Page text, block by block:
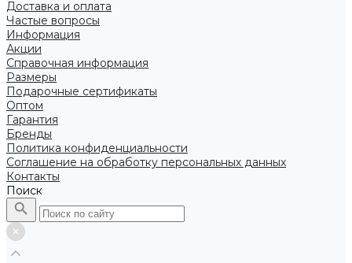
Доставка и оплата
Частые вопросы
Информация
Акции
Справочная информация
Размеры
Подарочные сертификаты
Оптом
Гарантия
Бренды
Политика конфиденциальности
Соглашение на обработку персональных данных
Контакты
Поиск